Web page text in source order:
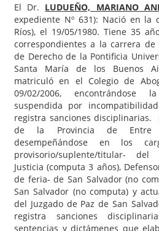
El Dr. LUDUEÑO, MARIANO
expediente Nº 631): Nació en la
Ríos), el 19/05/1980. Tiene 35
correspondientes a la carrera de
de Derecho de la Pontificia
Santa María de los Buenos
matriculó en el Colegio de
09/02/2006, encontrándose
suspendida por
registra sanciones disciplinarias.
de la Provincia de Entre
desempeñándose en los
provisorio/suplente/titular-
Justicia (computa 3 años),
de feria- de San Salvador (no
San Salvador (no computa) y
del Juzgado de Paz de San
registra sanciones
sentencias y dictámenes que